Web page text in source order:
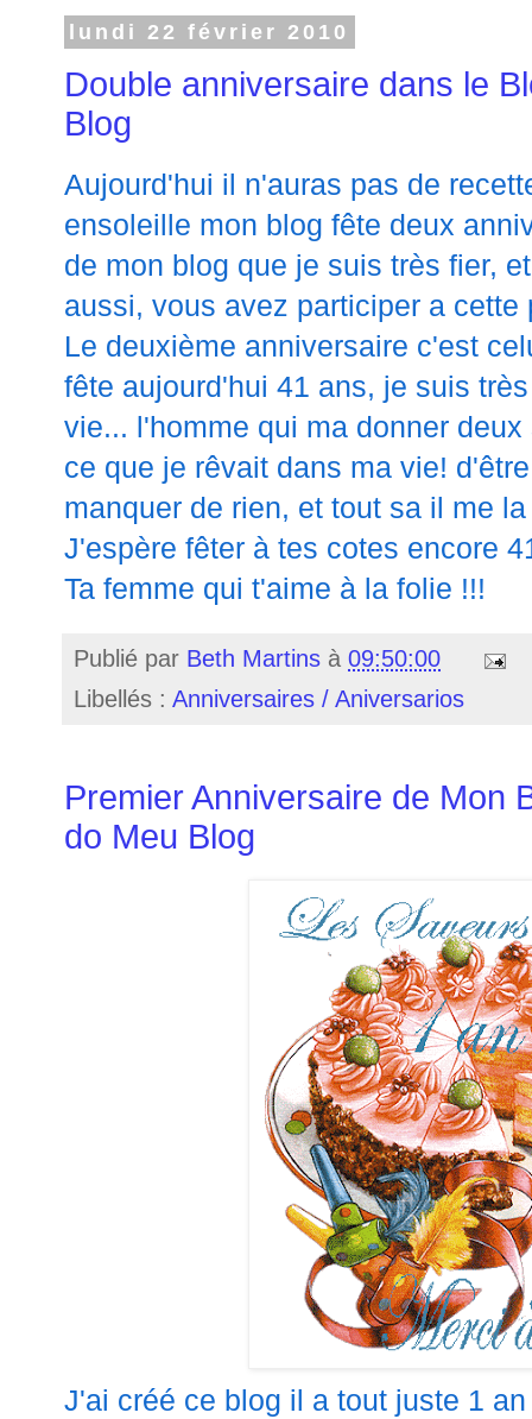
lundi 22 février 2010
Double anniversaire dans le
Blog
Aujourd'hui il n'auras pas de
ensoleille mon blog fête deux
de mon blog que je suis très fier,
aussi, vous avez participer a cette
Le deuxième anniversaire c'est
fête aujourd'hui 41 ans, je suis
vie... l'homme qui ma donner
ce que je rêvait dans ma vie!
manquer de rien, et tout sa il me
J'espère fêter à tes cotes encore
Ta femme qui t'aime à la folie !!!
Publié par Beth Martins à 09:50:00
Libellés : Anniversaires / Aniversarios
Premier Anniversaire de Mon
do Meu Blog
J'ai créé ce blog il a tout juste 1